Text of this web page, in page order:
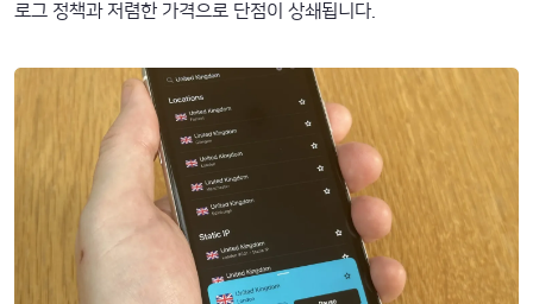
로그 정책과 저렴한 가격으로 단점이 상쇄됩니다.